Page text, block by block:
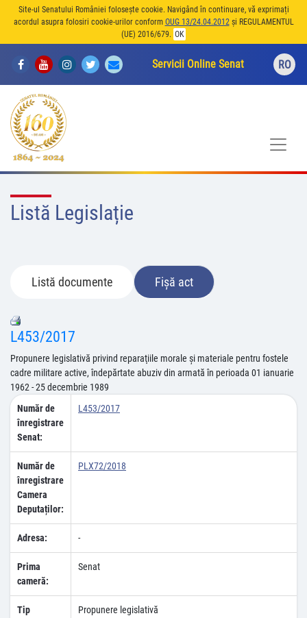
Site-ul Senatului României folosește cookie. Navigând în continuare, vă exprimați
acordul asupra folosiri cookie-urilor conform OUG 13/24.04.2012și REGULAMENTUL
(UE) 2016/679. OK
Servicii Online Senat RO
Listă Legislație
Listă documente Fișă act
L453/2017
Propunere legislativă privind reparaţiile morale şi materiale pentru fostele
cadre militare active, îndepărtate abuziv din armată în perioada 01 ianuarie
1962 - 25 decembrie 1989
Număr de
înregistrare
Senat:
L453/2017
Număr de
înregistrare
Camera
Deputaților:
PLX72/2018
Adresa: -
Prima
cameră:
Senat
Tip
Propunere legislativă